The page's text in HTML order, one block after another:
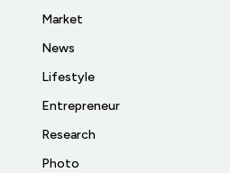
Market
News
Lifestyle
Entrepreneur
Research
Photo